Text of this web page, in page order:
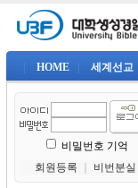
HOME 세계선교
비밀번호 기억
회원등록
비번분실